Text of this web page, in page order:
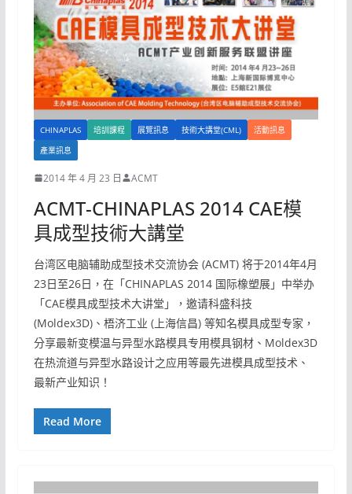
CHINAPLAS 培訓課程 展覽訊息 技術大講堂(CML)
活動訊息
產業訊息
2014 年 4 月 23 日 ACMT
ACMT-CHINAPLAS 2014 CAE模
具成型技術大講堂
台湾区电脑辅助成型技术交流协会 (ACMT) 将于2014年4月
23日至26日，在「CHINAPLAS 2014 国际橡塑展」中举办
「CAE模具成型技术大讲堂」，邀请科盛科技
(Moldex3D)、梧济工业 (上海信昌) 等知名模具成型专家，
分享最新变模温与异型水路模具专用模具钢材、Moldex3D
在热流道与异型水路设计之应用等最先进模具成型技术、
最新产业知识！
Read More